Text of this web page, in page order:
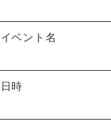
イベント名
日時